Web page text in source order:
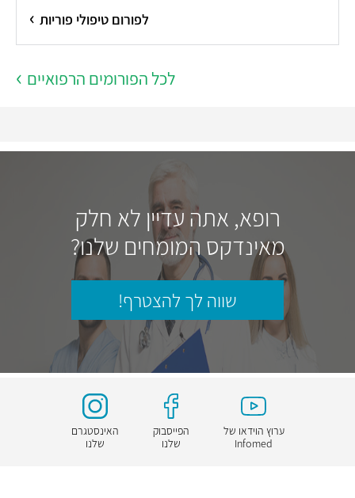
לפורום טיפולי פוריות
לכל הפורומים הרפואיים
רופא, אתה עדיין לא חלק
מאינדקס המומחים שלנו?
שווה לך להצטרף!
ערוץ הוידאו של
Infomed
הפייסבוק
שלנו
האינסטגרם
שלנו